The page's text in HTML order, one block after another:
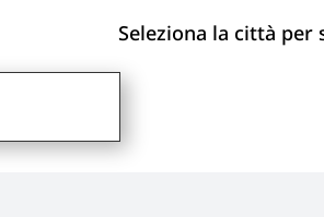
Seleziona la città